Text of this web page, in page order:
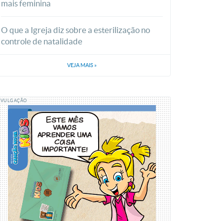
mais feminina
O que a Igreja diz sobre a esterilização no
controle de natalidade
VEJA MAIS »